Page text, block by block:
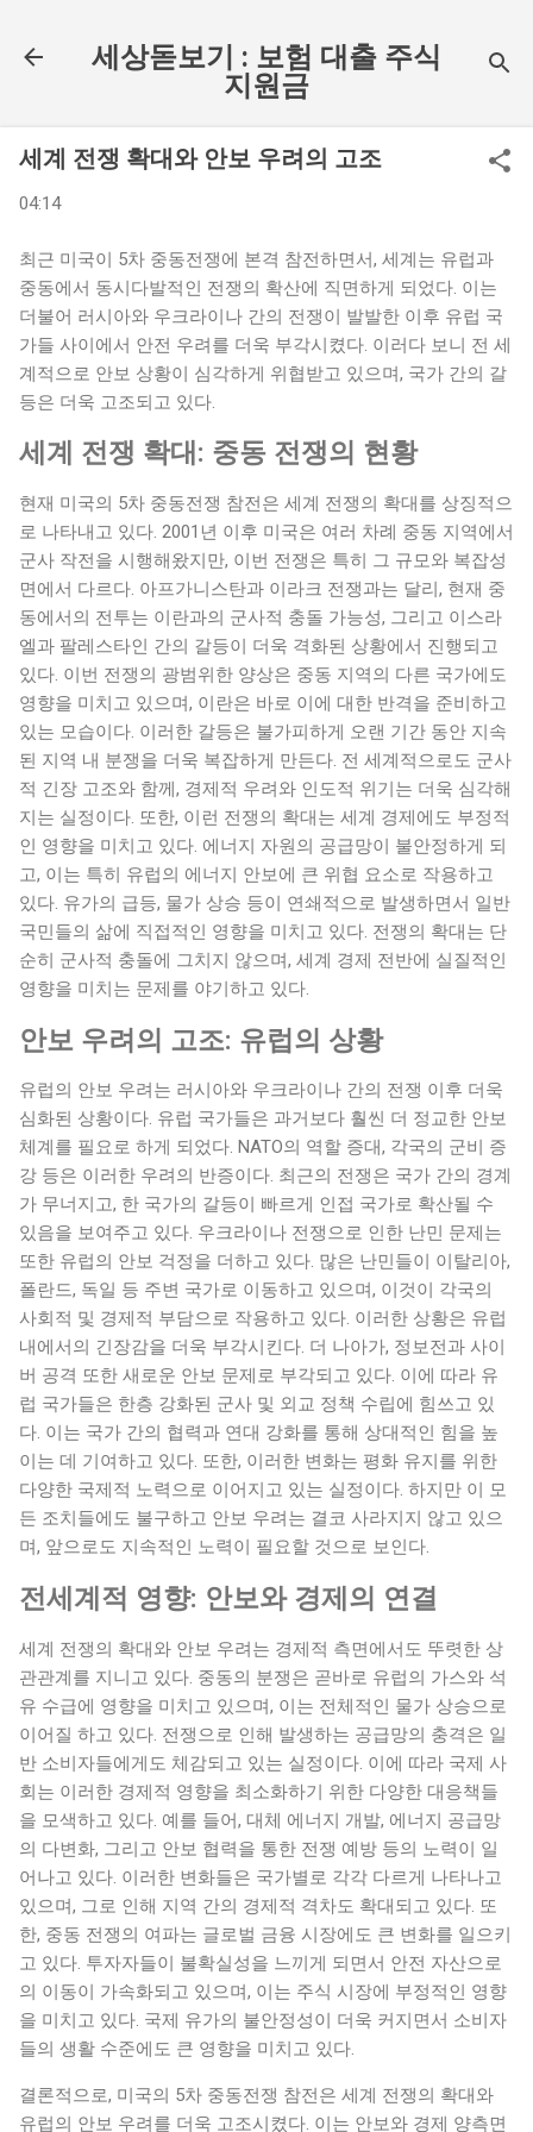
세상돋보기 : 보험 대출 주식
지원금
세계 전쟁 확대와 안보 우려의 고조
04:14
최근 미국이 5차 중동전쟁에 본격 참전하면서, 세계는 유럽과
중동에서 동시다발적인 전쟁의 확산에 직면하게 되었다. 이는
더불어 러시아와 우크라이나 간의 전쟁이 발발한 이후 유럽 국
가들 사이에서 안전 우려를 더욱 부각시켰다. 이러다 보니 전 세
계적으로 안보 상황이 심각하게 위협받고 있으며, 국가 간의 갈
등은 더욱 고조되고 있다.
세계 전쟁 확대: 중동 전쟁의 현황
현재 미국의 5차 중동전쟁 참전은 세계 전쟁의 확대를 상징적으
로 나타내고 있다. 2001년 이후 미국은 여러 차례 중동 지역에서
군사 작전을 시행해왔지만, 이번 전쟁은 특히 그 규모와 복잡성
면에서 다르다. 아프가니스탄과 이라크 전쟁과는 달리, 현재 중
동에서의 전투는 이란과의 군사적 충돌 가능성, 그리고 이스라
엘과 팔레스타인 간의 갈등이 더욱 격화된 상황에서 진행되고
있다. 이번 전쟁의 광범위한 양상은 중동 지역의 다른 국가에도
영향을 미치고 있으며, 이란은 바로 이에 대한 반격을 준비하고
있는 모습이다. 이러한 갈등은 불가피하게 오랜 기간 동안 지속
된 지역 내 분쟁을 더욱 복잡하게 만든다. 전 세계적으로도 군사
적 긴장 고조와 함께, 경제적 우려와 인도적 위기는 더욱 심각해
지는 실정이다. 또한, 이런 전쟁의 확대는 세계 경제에도 부정적
인 영향을 미치고 있다. 에너지 자원의 공급망이 불안정하게 되
고, 이는 특히 유럽의 에너지 안보에 큰 위협 요소로 작용하고
있다. 유가의 급등, 물가 상승 등이 연쇄적으로 발생하면서 일반
국민들의 삶에 직접적인 영향을 미치고 있다. 전쟁의 확대는 단
순히 군사적 충돌에 그치지 않으며, 세계 경제 전반에 실질적인
영향을 미치는 문제를 야기하고 있다.
안보 우려의 고조: 유럽의 상황
유럽의 안보 우려는 러시아와 우크라이나 간의 전쟁 이후 더욱
심화된 상황이다. 유럽 국가들은 과거보다 훨씬 더 정교한 안보
체계를 필요로 하게 되었다. NATO의 역할 증대, 각국의 군비 증
강 등은 이러한 우려의 반증이다. 최근의 전쟁은 국가 간의 경계
가 무너지고, 한 국가의 갈등이 빠르게 인접 국가로 확산될 수
있음을 보여주고 있다. 우크라이나 전쟁으로 인한 난민 문제는
또한 유럽의 안보 걱정을 더하고 있다. 많은 난민들이 이탈리아,
폴란드, 독일 등 주변 국가로 이동하고 있으며, 이것이 각국의
사회적 및 경제적 부담으로 작용하고 있다. 이러한 상황은 유럽
내에서의 긴장감을 더욱 부각시킨다. 더 나아가, 정보전과 사이
버 공격 또한 새로운 안보 문제로 부각되고 있다. 이에 따라 유
럽 국가들은 한층 강화된 군사 및 외교 정책 수립에 힘쓰고 있
다. 이는 국가 간의 협력과 연대 강화를 통해 상대적인 힘을 높
이는 데 기여하고 있다. 또한, 이러한 변화는 평화 유지를 위한
다양한 국제적 노력으로 이어지고 있는 실정이다. 하지만 이 모
든 조치들에도 불구하고 안보 우려는 결코 사라지지 않고 있으
며, 앞으로도 지속적인 노력이 필요할 것으로 보인다.
전세계적 영향: 안보와 경제의 연결
세계 전쟁의 확대와 안보 우려는 경제적 측면에서도 뚜렷한 상
관관계를 지니고 있다. 중동의 분쟁은 곧바로 유럽의 가스와 석
유 수급에 영향을 미치고 있으며, 이는 전체적인 물가 상승으로
이어질 하고 있다. 전쟁으로 인해 발생하는 공급망의 충격은 일
반 소비자들에게도 체감되고 있는 실정이다. 이에 따라 국제 사
회는 이러한 경제적 영향을 최소화하기 위한 다양한 대응책들
을 모색하고 있다. 예를 들어, 대체 에너지 개발, 에너지 공급망
의 다변화, 그리고 안보 협력을 통한 전쟁 예방 등의 노력이 일
어나고 있다. 이러한 변화들은 국가별로 각각 다르게 나타나고
있으며, 그로 인해 지역 간의 경제적 격차도 확대되고 있다. 또
한, 중동 전쟁의 여파는 글로벌 금융 시장에도 큰 변화를 일으키
고 있다. 투자자들이 불확실성을 느끼게 되면서 안전 자산으로
의 이동이 가속화되고 있으며, 이는 주식 시장에 부정적인 영향
을 미치고 있다. 국제 유가의 불안정성이 더욱 커지면서 소비자
들의 생활 수준에도 큰 영향을 미치고 있다.
결론적으로, 미국의 5차 중동전쟁 참전은 세계 전쟁의 확대와
유럽의 안보 우려를 더욱 고조시켰다. 이는 안보와 경제 양측면